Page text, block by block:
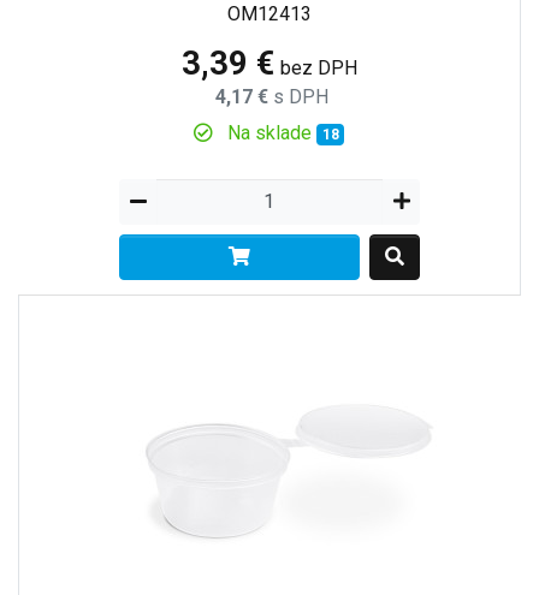
OM12413
3,39 € bez DPH
4,17 € s DPH
Na sklade
18